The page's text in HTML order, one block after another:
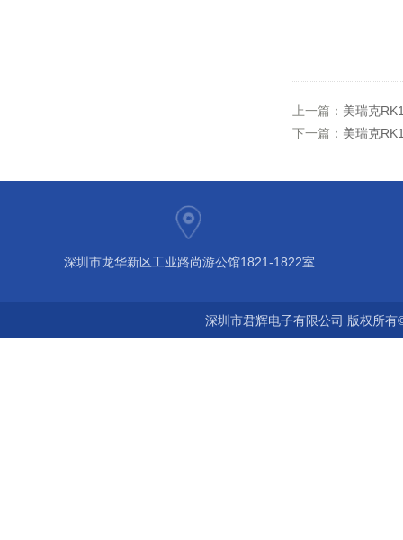
上一篇： 美瑞克
下一篇： 美瑞克
深圳市龙华新区工业路尚游公馆1821-1822室
深圳市君辉电子有限公司 版权所